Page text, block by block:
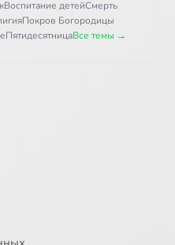
Воспитание детейСмерть
Покров Богородицы
ПятидесятницаВсе темы →